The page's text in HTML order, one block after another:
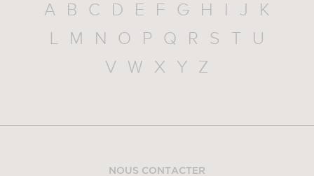
A B C D E F G H J
K
L
M N O P Q R S
U
V
W X Y Z
NOUS CONTACTER